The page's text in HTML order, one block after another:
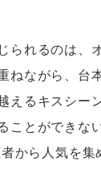
られるのは、
ねながら、台
えるキスシー
ことができな
から人気を集